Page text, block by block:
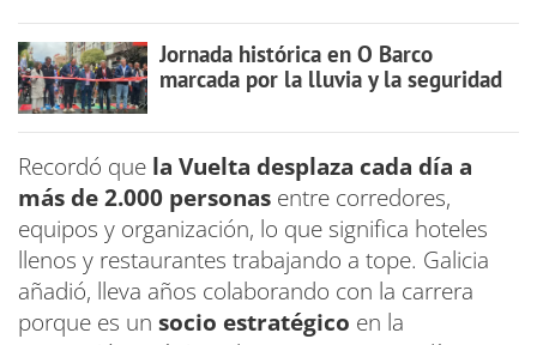
Jornada histórica en O Barco
marcada por la lluvia y la seguridad
Recordó que la Vuelta desplaza cada día a
más de 2.000 personas entre corredores,
equipos y organización, lo que significa hoteles
llenos y restaurantes trabajando a tope. Galicia
añadió, lleva años colaborando con la carrera
porque es un socio estratégico en la